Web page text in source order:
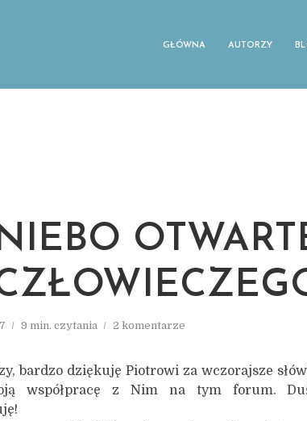
GŁÓWNA AUTORZY
9 min. czytania 2 komentarze
bardzo dziękuję Piotrowi za wczorajsze
współpracę z Nim na tym forum.